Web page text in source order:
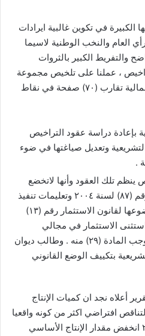
الكبيرة في تكوين غالبية ايرادات
العام والنخب الوطنية لاسيما
والتفريط الكبير بالثروات
، عملنا على تلخيص مجموعة
مهمة من تقارير ديوان الرقابة المالية تقارب (٧٠) صفحة في نقاط
بإعادة دراسة عقود التراخيص
وتعديل صياغتها في ضوء
.
تلك العقود وأنها لاتخضع
لقانون العقود الحكومية رقم (٨٧) لسنة ٢٠٠٤ وتعليمات تنفيذ
العقود ، فضلا عن عدم خضوعها لقانون الاستثمار رقم (١٣)
الذي استثنى الاستثمار في مجالي
استخراج النفط والغاز بموجب المادة (٢٩) منه . وطالب ديوان
بتكييف الوضع القانوني
أعلاه نجد ان كميات الإنتاج
افتراضي اكثر من كونه واقعيا
) ومنذ سنة ٢٠١٠ الى سنة ٢٠١٧ انخفض مقدار الإنتاج الأساسي